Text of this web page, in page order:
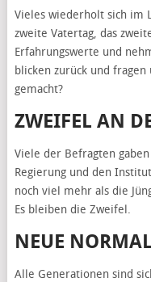
Vieles wiederholt sich im
zweite Vatertag, das
Erfahrungswerte und
blicken zurück und
gemacht?
ZWEIFEL AN
Viele der Befragten
Regierung und den
noch viel mehr als die
Es bleiben die Zweifel.
NEUE
Alle Generationen sind